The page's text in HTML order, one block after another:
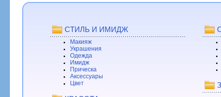
СТИЛЬ И ИМИДЖ
Макияж
Украшения
Одежда
Имидж
Прическа
Аксессуары
Цвет